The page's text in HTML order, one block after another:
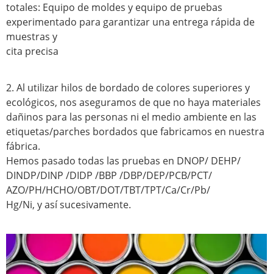
totales: Equipo de moldes y equipo de pruebas
experimentado para garantizar una entrega rápida de
muestras y
cita precisa
2. Al utilizar hilos de bordado de colores superiores y
ecológicos, nos aseguramos de que no haya materiales
dañinos para las personas ni el medio ambiente en las
etiquetas/parches bordados que fabricamos en nuestra
fábrica.
Hemos pasado todas las pruebas en DNOP/ DEHP/
DINDP/DINP /DIDP /BBP /DBP/DEP/PCB/PCT/
AZO/PH/HCHO/OBT/DOT/TBT/TPT/Ca/Cr/Pb/
Hg/Ni, y así sucesivamente.